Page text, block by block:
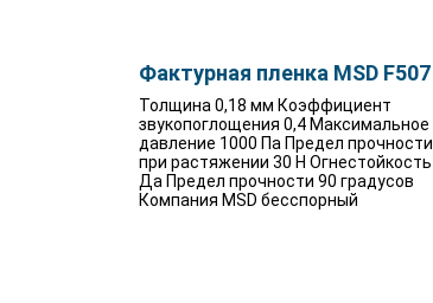
Фактурная пленка MSD F507
Толщина 0,18 мм Коэффициент
звукопоглощения 0,4 Максимальное
давление 1000 Па Предел прочности
при растяжении 30 Н Огнестойкость
Да Предел прочности 90 градусов
Компания MSD бесспорный